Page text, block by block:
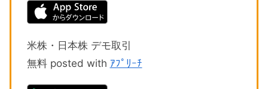
米株・日本株 デモ取引
無料 posted with ｱﾌﾟﾘｰﾁ